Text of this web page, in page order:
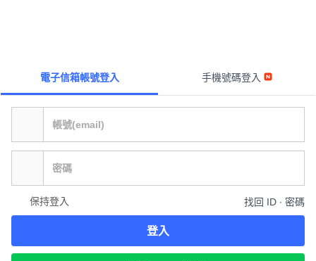
電子信箱帳號登入 手機號碼登入
保持登入 找回 ID ∙ 密碼
登入